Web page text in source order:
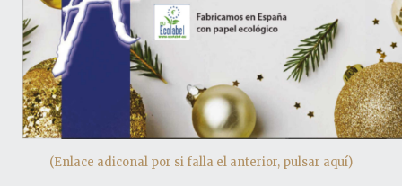
(Enlace adiconal por si falla el anterior, pulsar aquí)